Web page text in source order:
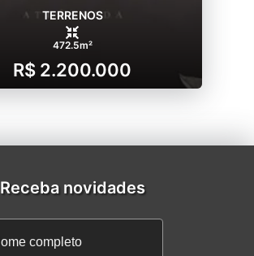
TERRENOS
472.5m²
R$ 2.200.000
Receba novidades